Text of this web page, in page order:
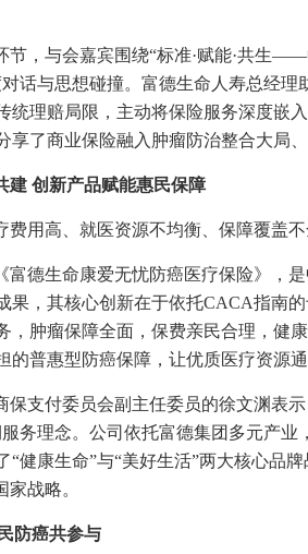
节，与会嘉宾围绕“标准·赋能·共生
话与思想碰撞。富德生命人寿总经
统理赔局限，主动将保险服务深度嵌
享了商业保险融入肿瘤防治整合大局
建 创新产品赋能惠民保障
费用高、就医资源不均衡、保障覆盖
富德生命康爱无忧防癌医疗保险》，
果，其核心创新在于依托CACA指南
，肿瘤保障全面，保费亲民合理，健
的普惠型防癌保障，让优质医疗资源
保支付委员会副主任委员的徐文渊表
务理念。公司依托富德集团多元产
“健康生命”与“美好生活”两大核心品
战略。
防癌共参与